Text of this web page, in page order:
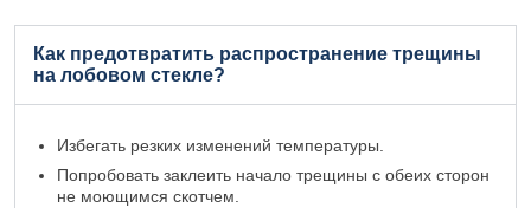
Как предотвратить распространение трещины
на лобовом стекле?
Избегать резких изменений температуры.
Попробовать заклеить начало трещины с обеих сторон
не моющимся скотчем.